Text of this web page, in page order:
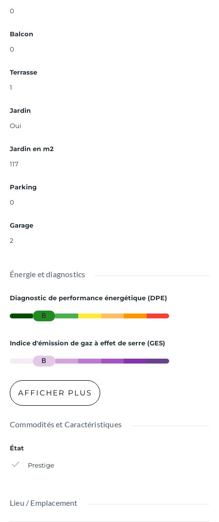
0
Balcon
0
Terrasse
1
Jardin
Oui
Jardin en m2
117
Parking
0
Garage
2
Énergie et diagnostics
Diagnostic de performance énergétique (DPE)
B
Indice d'émission de gaz à effet de serre (GES)
B
AFFICHER PLUS
Commodités et Caractéristiques
État
Prestige
Lieu / Emplacement